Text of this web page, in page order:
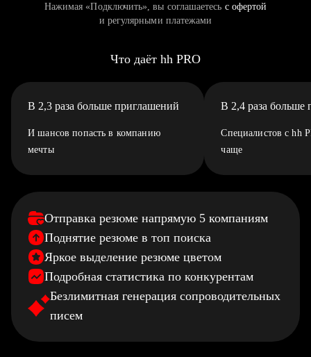
Нажимая «Подключить», вы соглашаетесь с офертой
и регулярными платежами
Что даёт hh PRO
В 2,3 раза больше приглашений
И шансов попасть в компанию
мечты
В 2,4 раза больше
Специалистов с hh
чаще
Отправка резюме напрямую 5 компаниям
Поднятие резюме в топ поиска
Яркое выделение резюме цветом
Подробная статистика по конкурентам
Безлимитная генерация сопроводительных
писем